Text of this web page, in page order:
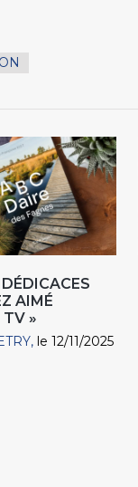
AIMÉ
TV »
le 12/11/2025